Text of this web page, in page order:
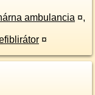
ambulancia ¤,
¤